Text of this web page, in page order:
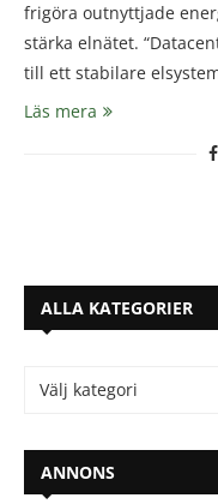
frigöra outnyttjade
stärka elnätet.
till ett stabilare
Läs mera
ALLA KATEGORIER
ANNONS